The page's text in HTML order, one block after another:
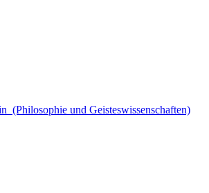
(Philosophie und Geisteswissenschaften)